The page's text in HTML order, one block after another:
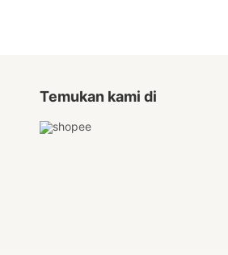
Temukan kami di